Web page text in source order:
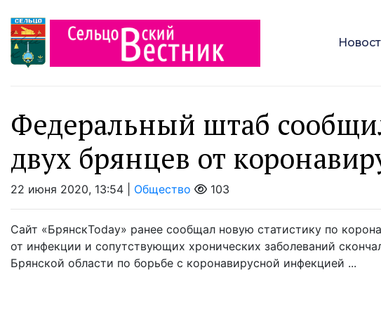
Федеральный штаб
двух брянцев от
22 июня 2020, 13:54 | Общество 103
Сайт «БрянскToday» ранее сообщал новую статистику по
от инфекции и сопутствующих хронических заболеваний
Брянской области по борьбе с коронавирусной инфекцией ...